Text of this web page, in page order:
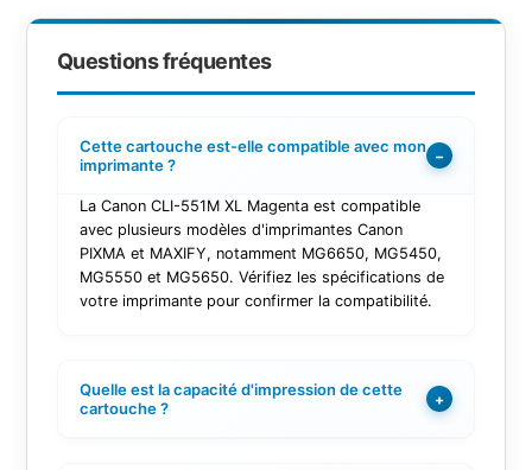
Questions fréquentes
Cette cartouche est-elle compatible avec mon
imprimante ?
−
La Canon CLI-551M XL Magenta est compatible
avec plusieurs modèles d'imprimantes Canon
PIXMA et MAXIFY, notamment MG6650, MG5450,
MG5550 et MG5650. Vérifiez les spécifications de
votre imprimante pour confirmer la compatibilité.
Quelle est la capacité d'impression de cette
cartouche ?
+